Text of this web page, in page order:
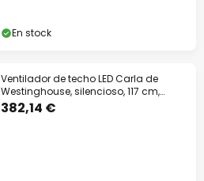
En stock
Ventilador de techo LED Carla de
Westinghouse, silencioso, 117 cm,
blanco
382,14 €